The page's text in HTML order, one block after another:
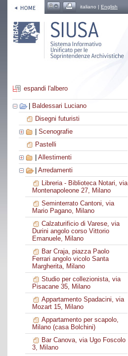
italiano | English
espandi l'albero
Baldessari Luciano
Disegni futuristi
Scenografie
Pastelli
Allestimenti
Arredamenti
Libreria - Biblioteca Notari, via
Montenapoleone 27, Milano
Seminterrato Cantoni, via
Mario Pagano, Milano
Calzaturificio di Varese, via
Durini angolo corso Vittorio
Emanuele, Milano
Bar Craja, piazza Paolo
Ferrari angolo vicolo Santa
Margherita, Milano
Studio per collezionista, via
Pisacane 35, Milano
Appartamento Spadacini, via
Mozart 15, Milano
Appartamento per scapolo,
Milano (casa Bolchini)
Bar Canova, via Ugo Foscolo
3, Milano